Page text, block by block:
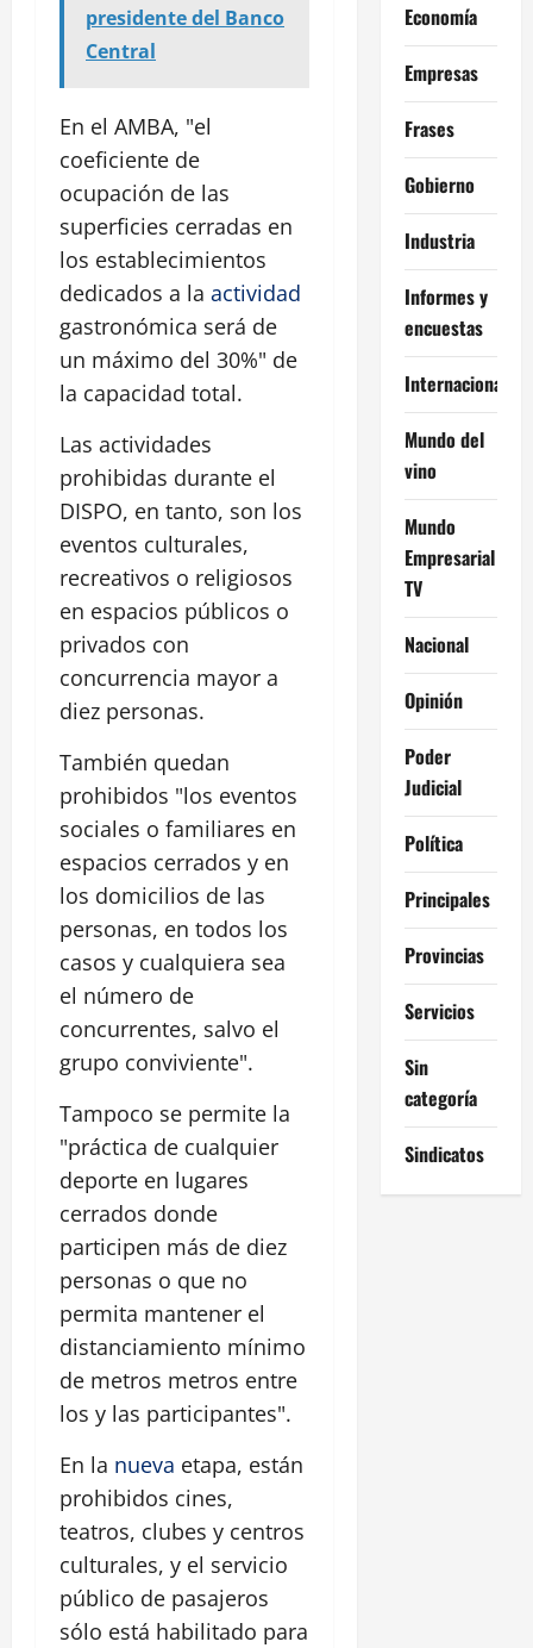
presidente del Banco
Central
En el AMBA, "el
coeficiente de
ocupación de las
superficies cerradas en
los establecimientos
dedicados a la actividad
gastronómica será de
un máximo del 30%" de
la capacidad total.
Las actividades
prohibidas durante el
DISPO, en tanto, son los
eventos culturales,
recreativos o religiosos
en espacios públicos o
privados con
concurrencia mayor a
diez personas.
También quedan
prohibidos "los eventos
sociales o familiares en
espacios cerrados y en
los domicilios de las
personas, en todos los
casos y cualquiera sea
el número de
concurrentes, salvo el
grupo conviviente".
Tampoco se permite la
"práctica de cualquier
deporte en lugares
cerrados donde
participen más de diez
personas o que no
permita mantener el
distanciamiento mínimo
de metros metros entre
los y las participantes".
En la nueva etapa, están
prohibidos cines,
teatros, clubes y centros
culturales, y el servicio
público de pasajeros
sólo está habilitado para
Economía
Empresas
Frases
Gobierno
Industria
Informes y
encuestas
Internacional
Mundo del
vino
Mundo
Empresarial
TV
Nacional
Opinión
Poder
Judicial
Política
Principales
Provincias
Servicios
Sin
categoría
Sindicatos